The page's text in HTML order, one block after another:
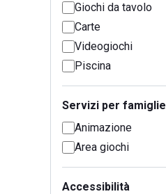
Giochi da tavolo
Carte
Videogiochi
Piscina
Servizi per famiglie
Animazione
Area giochi
Accessibilità